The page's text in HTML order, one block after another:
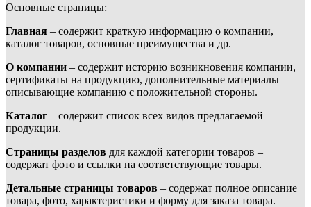
Основные страницы:
Главная – содержит краткую информацию о компании,
каталог товаров, основные преимущества и др.
О компании – содержит историю возникновения компании,
сертификаты на продукцию, дополнительные материалы
описывающие компанию с положительной стороны.
Каталог – содержит список всех видов предлагаемой
продукции.
Страницы разделов для каждой категории товаров –
содержат фото и ссылки на соответствующие товары.
Детальные страницы товаров – содержат полное описание
товара, фото, характеристики и форму для заказа товара.